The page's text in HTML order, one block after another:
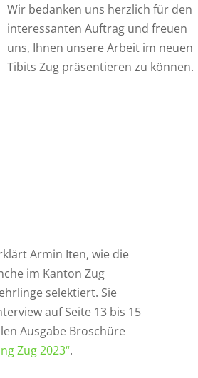
Wir bedanken uns herzlich für den
interessanten Auftrag und freuen
uns, Ihnen unsere Arbeit im neuen
Tibits Zug präsentieren zu können.
Armin Iten, wie die
im Kanton Zug
selektiert. Sie
auf Seite 13 bis 15
Ausgabe Broschüre
Zug 2023“.